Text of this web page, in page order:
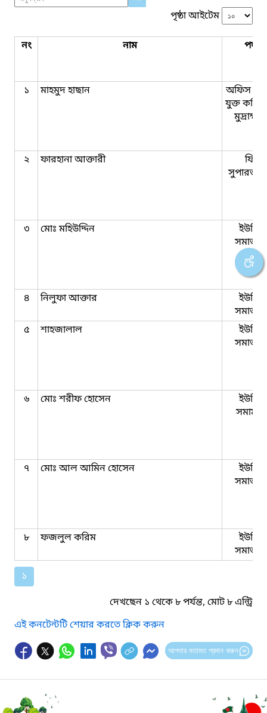
পৃষ্ঠা আইটেম
নং নাম পদবি
১ মাহমুদ হাছান
অফিস
যুক্ত
২ ফারহানা আক্তারী
ফিল্ড
৩ মোঃ মহিউদ্দিন
৪ নিলুফা আক্তার
৫
শাহজালাল
৬ মোঃ শরীফ হোসেন
৭ মোঃ আল আমিন হোসেন
৮ ফজলুল করিম
১
দেখছেন ১ থেকে ৮ পর্যন্ত, মোট ৮ এন্ট্রি
এই কনটেন্টটি শেয়ার করতে ক্লিক করুন
আপনার মতামত প্রদান করুন